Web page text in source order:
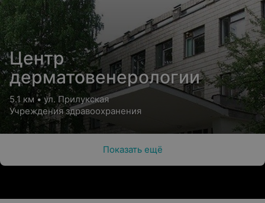
Центр
дерматовенерологии
5.1 км • ул. Прилукская
Учреждения здравоохранения
Показать ещё